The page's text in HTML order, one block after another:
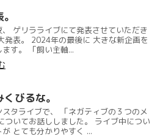
ゲリラライブにて発表させていただき
発表。 2024年の最後に 大きな新企画を
ます。 「飼い主軸...
びるな。
スタライブで、 「ネガティブの３つのメ
ついてお話ししました。 ライブ中につい
とても分かりやすく ...